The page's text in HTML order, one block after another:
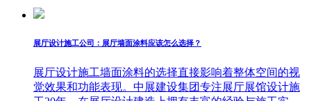
展厅设计施工公司：展厅墙面涂料应该怎么选择？
展厅设计施工墙面涂料的选择直接影响着整体空间的视
觉效果和功能表现。中展建设集团专注展厅展馆设计施